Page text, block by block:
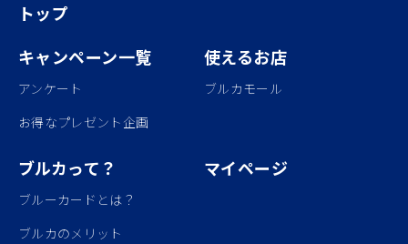
トップ
キャンペーン一覧
アンケート
お得なプレゼント企画
使えるお店
ブルカモール
ブルカって？
ブルーカードとは？
ブルカのメリット
マイページ